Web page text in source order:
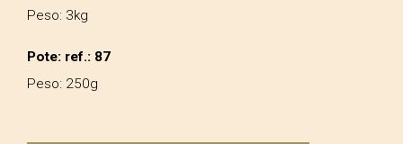
Peso: 3kg
Pote: ref.: 87
Peso: 250g